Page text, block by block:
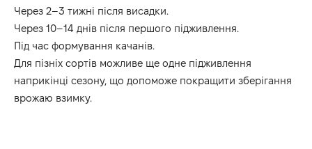
Через 2–3 тижні після висадки.
Через 10–14 днів після першого підживлення.
Під час формування качанів.
Для пізніх сортів можливе ще одне підживлення
наприкінці сезону, що допоможе покращити зберігання
врожаю взимку.